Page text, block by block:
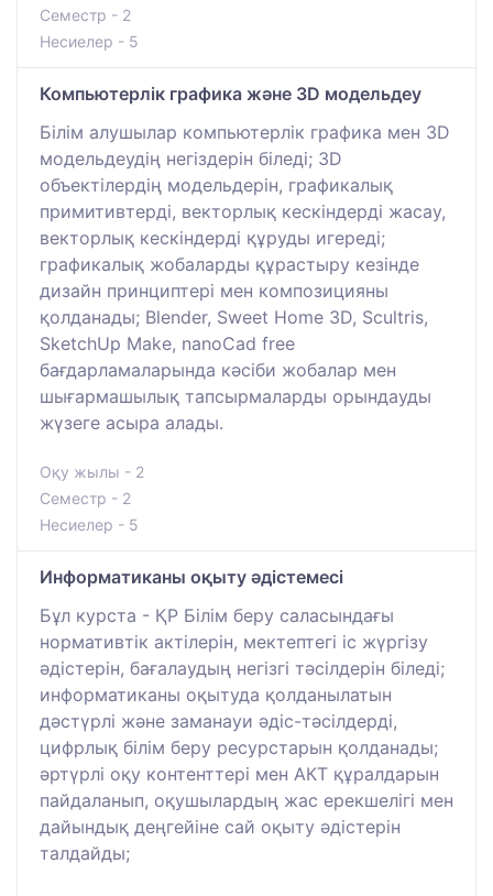
Семестр - 2
Несиелер - 5
Компьютерлік графика және 3D модельдеу
Білім алушылар компьютерлік графика мен 3D
модельдеудің негіздерін біледі; 3D
объектілердің модельдерін, графикалық
примитивтерді, векторлық кескіндерді жасау,
векторлық кескіндерді құруды игереді;
графикалық жобаларды құрастыру кезінде
дизайн принциптері мен композицияны
қолданады; Blender, Sweet Home 3D, Scultris,
SketchUp Make, nanoCad free
бағдарламаларында кәсіби жобалар мен
шығармашылық тапсырмаларды орындауды
жүзеге асыра алады.
Оқу жылы - 2
Семестр - 2
Несиелер - 5
Информатиканы оқыту әдістемесі
Бұл курста - ҚР Білім беру саласындағы
нормативтік актілерін, мектептегі іс жүргізу
әдістерін, бағалаудың негізгі тәсілдерін біледі;
информатиканы оқытуда қолданылатын
дәстүрлі және заманауи әдіс-тәсілдерді,
цифрлық білім беру ресурстарын қолданады;
әртүрлі оқу контенттері мен АКТ құралдарын
пайдаланып, оқушылардың жас ерекшелігі мен
дайындық деңгейіне сай оқыту әдістерін
талдайды;